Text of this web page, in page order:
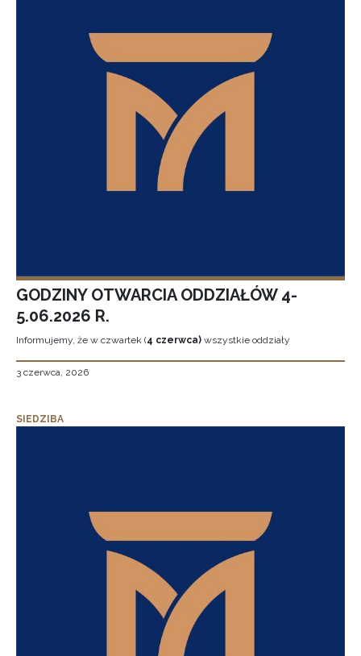
GODZINY OTWARCIA ODDZIAŁÓW 4-
5.06.2026 R.
Informujemy, że w czwartek (4 czerwca) wszystkie oddziały
3 czerwca, 2026
SIEDZIBA